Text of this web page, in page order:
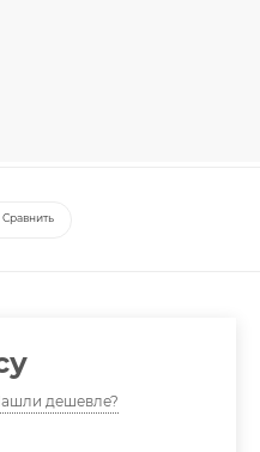
Сравнить
дешевле?